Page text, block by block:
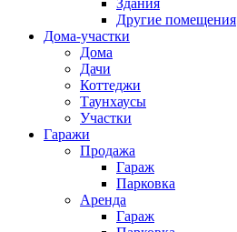
Другие помещения
Дома-участки
Дома
Дачи
Коттеджи
Таунхаусы
Участки
Гаражи
Продажа
Гараж
Парковка
Аренда
Гараж